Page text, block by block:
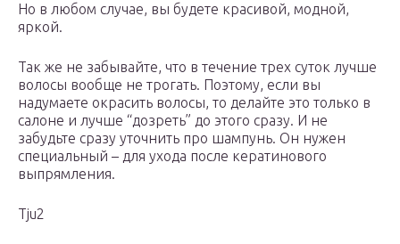
Но в любом случае, вы будете красивой, модной,
яркой.
Так же не забывайте, что в течение трех суток лучше
волосы вообще не трогать. Поэтому, если вы
надумаете окрасить волосы, то делайте это только в
салоне и лучше “дозреть” до этого сразу. И не
забудьте сразу уточнить про шампунь. Он нужен
специальный – для ухода после кератинового
выпрямления.
Tju2